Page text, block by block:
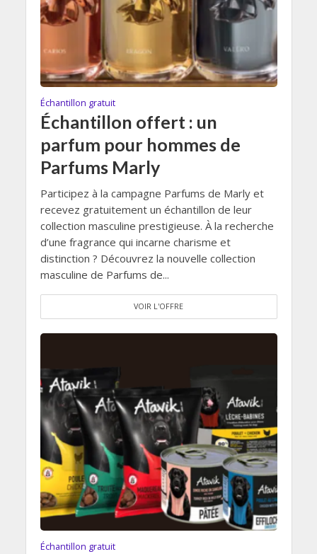
Échantillon gratuit
Échantillon offert : un
parfum pour hommes de
Parfums Marly
Participez à la campagne Parfums de Marly et
recevez gratuitement un échantillon de leur
collection masculine prestigieuse. À la recherche
d’une fragrance qui incarne charisme et
distinction ? Découvrez la nouvelle collection
masculine de Parfums de...
VOIR L'OFFRE
Échantillon gratuit